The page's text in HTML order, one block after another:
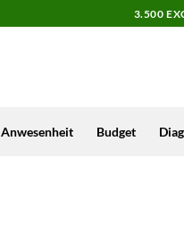
3.500
Anwesenheit Budget